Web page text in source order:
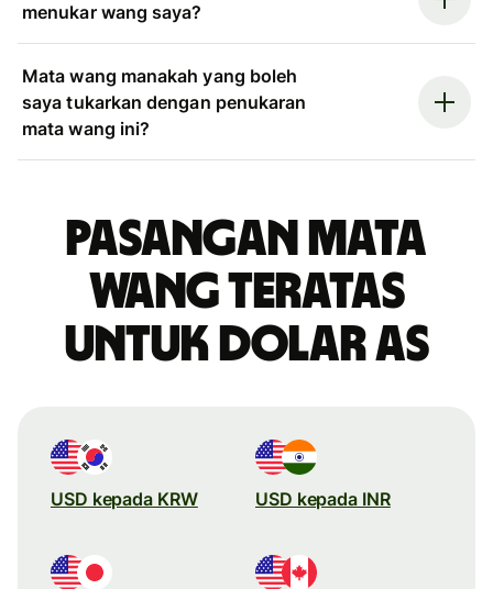
menukar wang saya?
Mata wang manakah yang boleh
saya tukarkan dengan penukaran
mata wang ini?
Pasangan mata
wang teratas
untuk dolar AS
USD kepada KRW USD kepada INR